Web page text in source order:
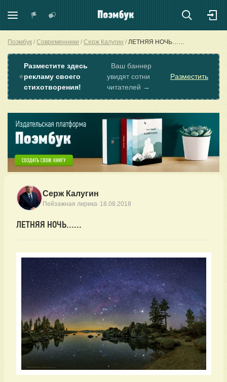
Поэмбук Современники Серж Калугин ЛЕТНЯЯ НОЧЬ……
⭐
Разместите здесь
рекламу своего
стихотворения!
Ваш баннер
увидят сотни
читателей →
Разместить
Серж Калугин
Пейзажная лирика· 18.08.2018
ЛЕТНЯЯ НОЧЬ……